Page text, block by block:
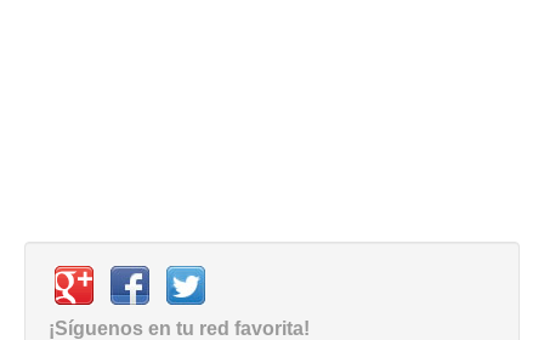
¡Síguenos en tu red favorita!